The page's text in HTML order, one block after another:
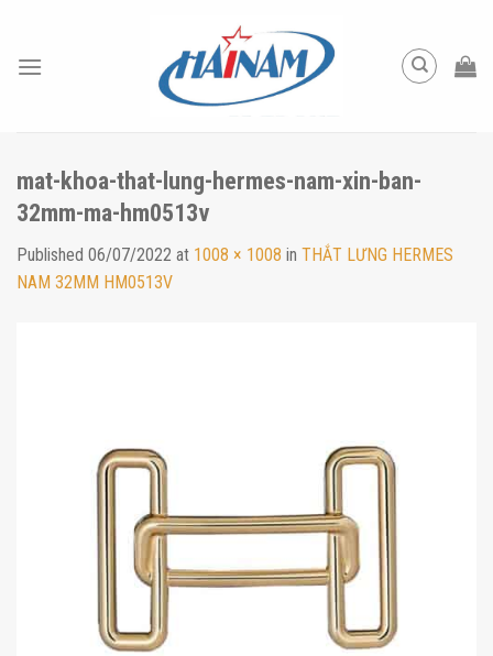
content
mat-khoa-that-lung-hermes-nam-xin-ban-
32mm-ma-hm0513v
Published 06/07/2022 at 1008 × 1008 in THẮT LƯNG HERMES
NAM 32MM HM0513V